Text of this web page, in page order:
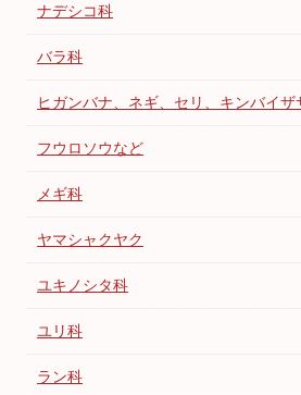
ナデシコ科
バラ科
ヒガンバナ、ネギ、セリ、キンバイザ
フウロソウなど
メギ科
ヤマシャクヤク
ユキノシタ科
ユリ科
ラン科